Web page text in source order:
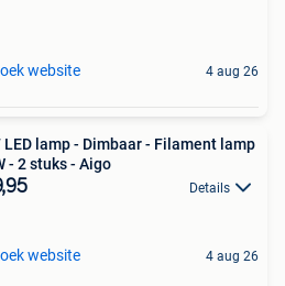
website 4 aug 26
LED lamp - Dimbaar - Filament lamp
- 2 stuks - Aigo
Details
website 4 aug 26